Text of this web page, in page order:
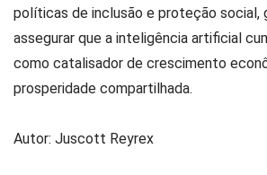
políticas de inclusão e proteção social,
assegurar que a inteligência artificial
como catalisador de crescimento
prosperidade compartilhada.
Autor: Juscott Reyrex